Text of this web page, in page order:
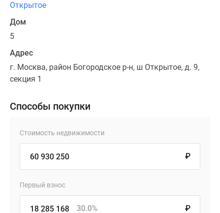
Открытое
Дом
5
Адрес
г. Москва, район Богородское р-н, ш Открытое, д. 9,
секция 1
Способы покупки
Стоимость недвижимости
₽
Первый взнос
₽
30.0%